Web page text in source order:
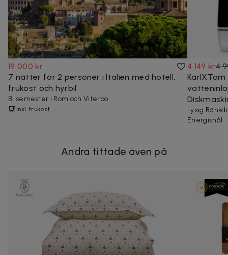
19 000 kr
7 nätter för 2 personer i Italien med hotell,
frukost och hyrbil
Bilsemester i Rom och Viterbo
Inkl. frukost
4 149 kr4
KarlXTom
Lyxig
Energisnål
Andra tittade även på